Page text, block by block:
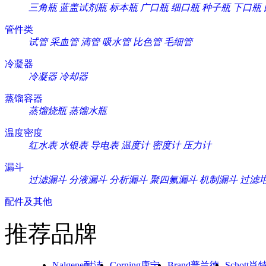
三角瓶 蓝盖试剂瓶 标本瓶 广口瓶 细口瓶 种子瓶 下口瓶
管件类
试管 采血管 滴管 吸水管 比色管 毛细管
冷凝器
冷凝器 冷却器
蒸馏容器
蒸馏烧瓶 蒸馏水瓶
温度密度
红水表 水银表 导电表 温度计 密度计 压力计
漏斗
过滤漏斗 分液漏斗 分析漏斗 聚四氟漏斗 机制漏斗 过滤
配件及其他
推荐品牌